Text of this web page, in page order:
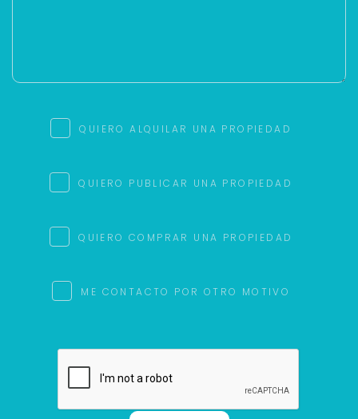
QUIERO ALQUILAR UNA PROPIEDAD
QUIERO PUBLICAR UNA PROPIEDAD
QUIERO COMPRAR UNA PROPIEDAD
ME CONTACTO POR OTRO MOTIVO